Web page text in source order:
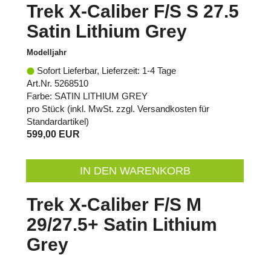
Trek X-Caliber F/S S 27.5
Satin Lithium Grey
Modelljahr
Sofort Lieferbar, Lieferzeit: 1-4 Tage
Art.Nr. 5268510
Farbe: SATIN LITHIUM GREY
pro Stück (inkl. MwSt. zzgl. Versandkosten für
Standardartikel)
599,00 EUR
IN DEN WARENKORB
Trek X-Caliber F/S M
29/27.5+ Satin Lithium
Grey